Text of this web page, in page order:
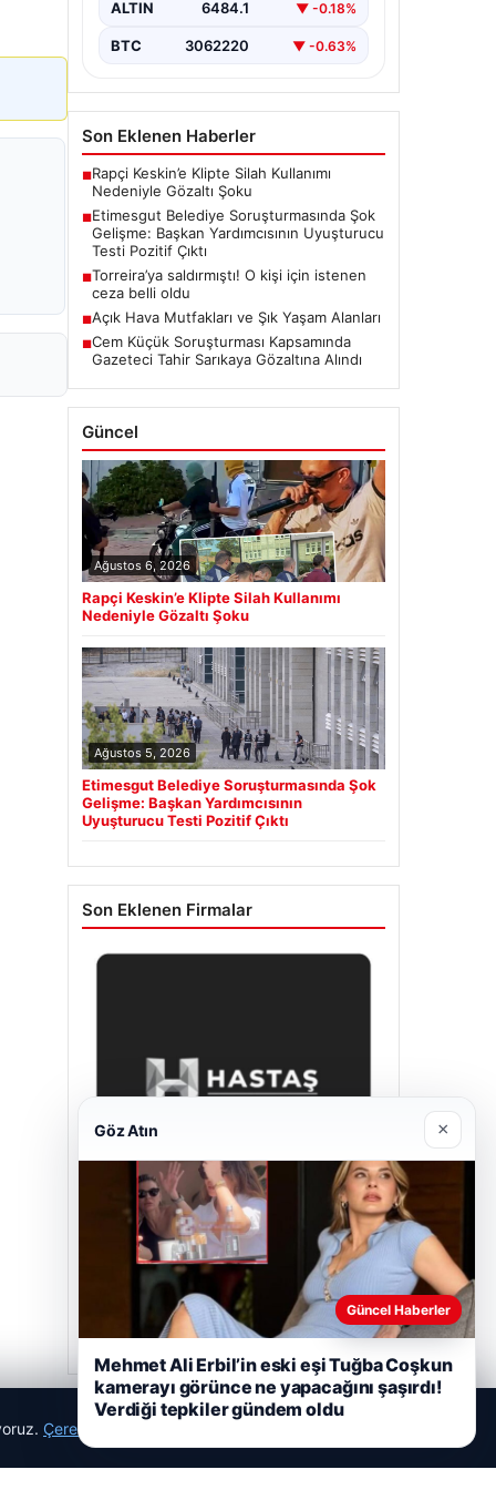
kapsamlı soruşturma, yeni ve çarpıcı
Başkan Yardımcısı…
ALTIN 6484.1 ▼ -0.18%
BTC 3062220 ▼ -0.63%
Son Eklenen Haberler
■Rapçi Keskin’e Klipte Silah Kullanımı
Nedeniyle Gözaltı Şoku
■Etimesgut Belediye Soruşturmasında Şok
Gelişme: Başkan Yardımcısının Uyuşturucu
Testi Pozitif Çıktı
■Torreira’ya saldırmıştı! O kişi için istenen
ceza belli oldu
■Açık Hava Mutfakları ve Şık Yaşam Alanları
■Cem Küçük Soruşturması Kapsamında
Gazeteci Tahir Sarıkaya Gözaltına Alındı
Güncel
Ağustos 6, 2026
Rapçi Keskin’e Klipte Silah Kullanımı
Nedeniyle Gözaltı Şoku
Ağustos 5, 2026
Etimesgut Belediye Soruşturmasında Şok
Gelişme: Başkan Yardımcısının
Uyuşturucu Testi Pozitif Çıktı
Son Eklenen Firmalar
Hastaş Beton
Mayıs 26, 2026
Çerez Politikamız
Göz Atın ×
Güncel Haberler
Mehmet Ali Erbil’in eski eşi Tuğba Coşkun
kamerayı görünce ne yapacağını şaşırdı!
Verdiği tepkiler gündem oldu